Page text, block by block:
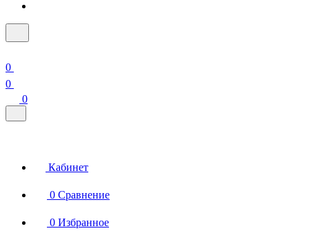
0
0
0
Кабинет
0 Сравнение
0 Избранное